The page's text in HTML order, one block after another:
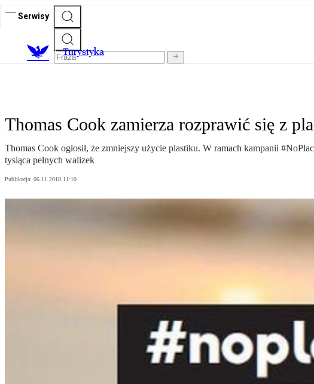
Serwisy
Turystyka
Thomas Cook zamierza rozprawić się z
Thomas Cook ogłosił, że zmniejszy użycie plastiku. W ramach kampanii
tysiąca pełnych walizek
Publikacja: 06.11.2018 11:10